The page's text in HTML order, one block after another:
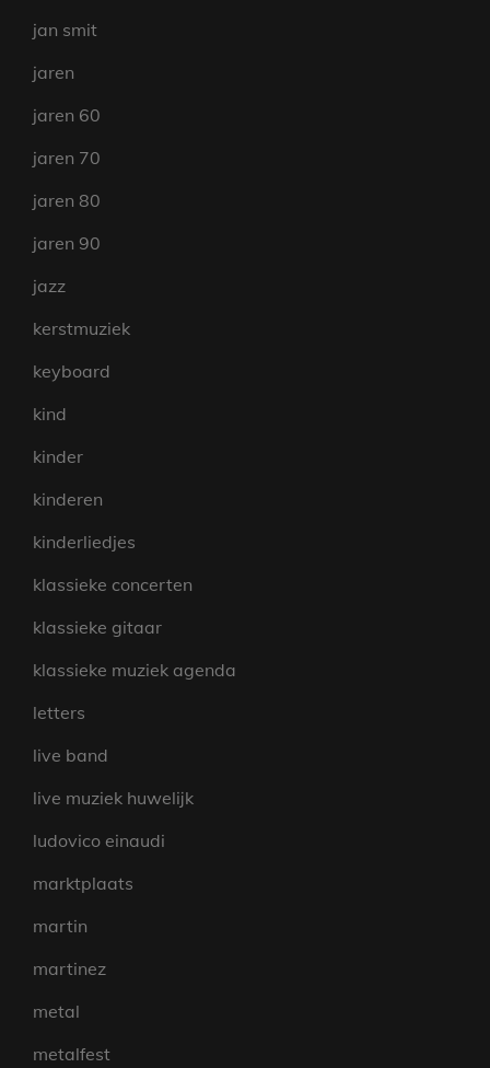
jan smit
jaren
jaren 60
jaren 70
jaren 80
jaren 90
jazz
kerstmuziek
keyboard
kind
kinder
kinderen
kinderliedjes
klassieke concerten
klassieke gitaar
klassieke muziek agenda
letters
live band
live muziek huwelijk
ludovico einaudi
marktplaats
martin
martinez
metal
metalfest